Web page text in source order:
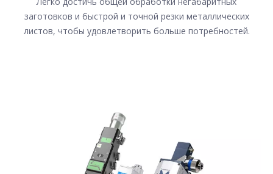
Легко достичь общей обработки негабаритных
заготовков и быстрой и точной резки металлических
листов, чтобы удовлетворить больше потребностей.